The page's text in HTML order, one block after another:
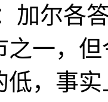
加尔各
之一，
低，事